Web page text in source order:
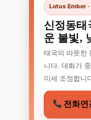
Lotus Ember
신정동
운 불빛,
태국의 따뜻한
니다. 대화가
미세 조정합니
전화연